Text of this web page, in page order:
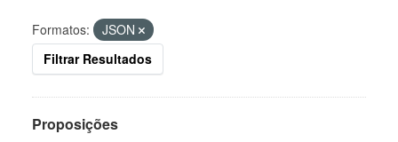
Formatos:
JSON
Filtrar Resultados
Proposições